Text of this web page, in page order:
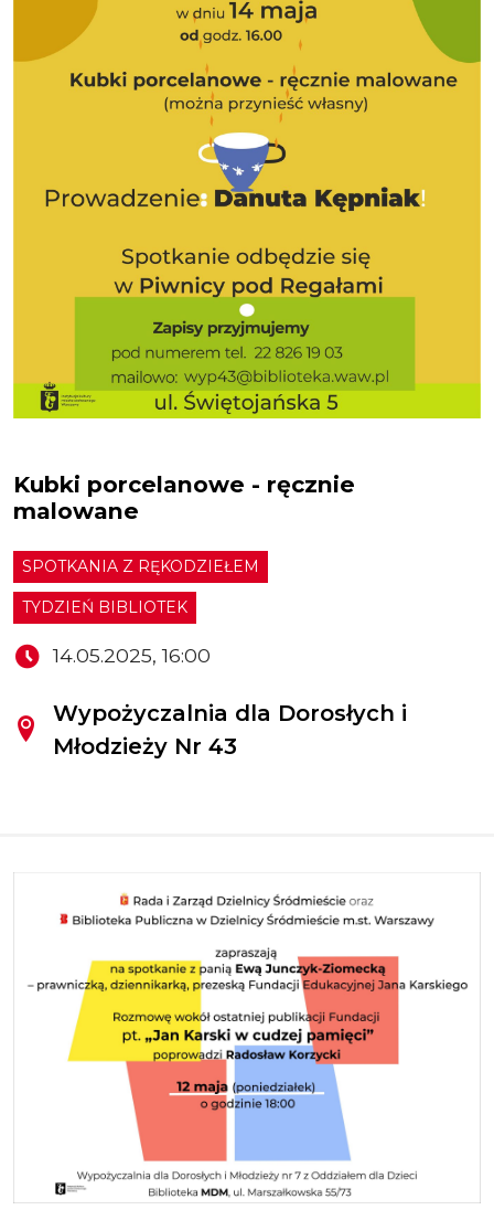
Kubki porcelanowe - ręcznie
malowane
SPOTKANIA Z RĘKODZIEŁEM
TYDZIEŃ BIBLIOTEK
14.05.2025, 16:00
Wypożyczalnia dla Dorosłych i
Młodzieży Nr 43